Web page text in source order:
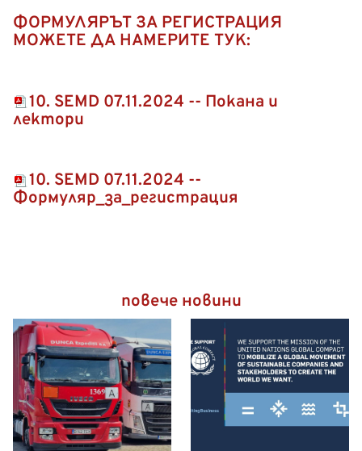
ФОРМУЛЯРЪТ ЗА РЕГИСТРАЦИЯ
МОЖЕТЕ ДА НАМЕРИТЕ ТУК:
10. SEMD 07.11.2024 -- Покана и
лектори
10. SEMD 07.11.2024 --
Формуляр_за_регистрация
повече новини
Камион за опасни товари
на път към контейнерния
терминал Eurogate във
Вилхелмсхафен